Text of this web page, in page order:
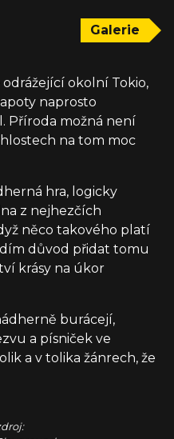
Galerie
okolní Tokio,
naprosto
Příroda možná není
na tom moc
hra, logicky
z nejhezčích
něco takového platí
důvod přidat tomu
krásy na úkor
burácejí,
a písniček ve
a v tolika žánrech, že